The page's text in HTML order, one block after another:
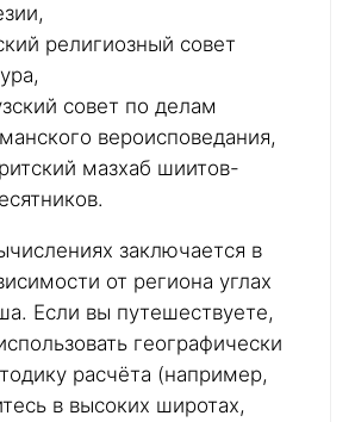
религиозный совет
совет по делам
вероисповедания,
мазхаб шиитов-
заключается в
от региона углах
Если вы путешествуете,
географически
расчёта (например,
в высоких широтах,